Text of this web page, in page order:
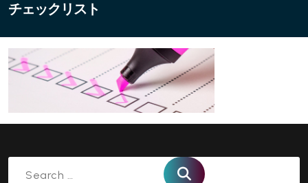
チェックリスト